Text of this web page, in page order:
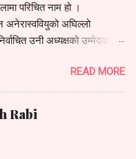
लामा परिचित नाम हो ।
अनेरास्ववियुको अघिल्लो
उनी अध्यक्षको उम्मेदवारको
उनको भनाइ छ । संगठनले
गरेसँगै उनी फेरि अध्यक्षको
पनि- ब्ल.)। संगठनको इतिहासमा
समुदायबाट महिला अध्यक्ष बन्न
रातोपाटी गेस्ट रुममा आफ्ना
यसरी प्रस्तुत गरिन् : नयाँले
READ MORE
Rabi